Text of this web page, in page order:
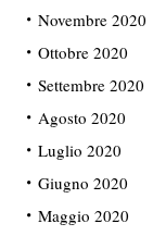
Novembre 2020
Ottobre 2020
Settembre 2020
Agosto 2020
Luglio 2020
Giugno 2020
Maggio 2020